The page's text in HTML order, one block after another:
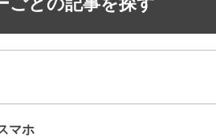
マホ